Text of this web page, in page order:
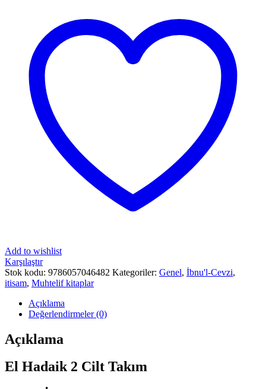
Add to wishlist
Karşılaştır
Stok kodu: 9786057046482 Kategoriler: Genel, İbnu'l-Cevzi,
itisam, Muhtelif kitaplar
Açıklama
Değerlendirmeler (0)
Açıklama
El Hadaik 2 Cilt Takım